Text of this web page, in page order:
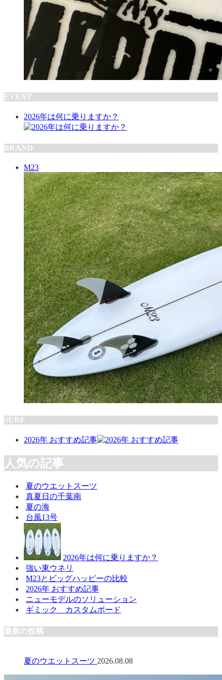
EVENT
2026年は何に乗りますか？
BRAND
M23
SURF
2026年 おすすめ記事
人気の記事
夏のウエットスーツ
真夏日の千葉南
夏の海
台風13号
2026年は何に乗りますか？
強い東ウネリ
M23とビッグハッピーの比較
2026年 おすすめ記事
ニューモデルのソリューション
ギミック カスタムボード
最新の投稿
夏のウエットスーツ 2026.08.08